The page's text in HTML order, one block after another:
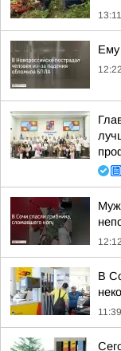
13:11
Ему
12:22
12:12
В
11:39